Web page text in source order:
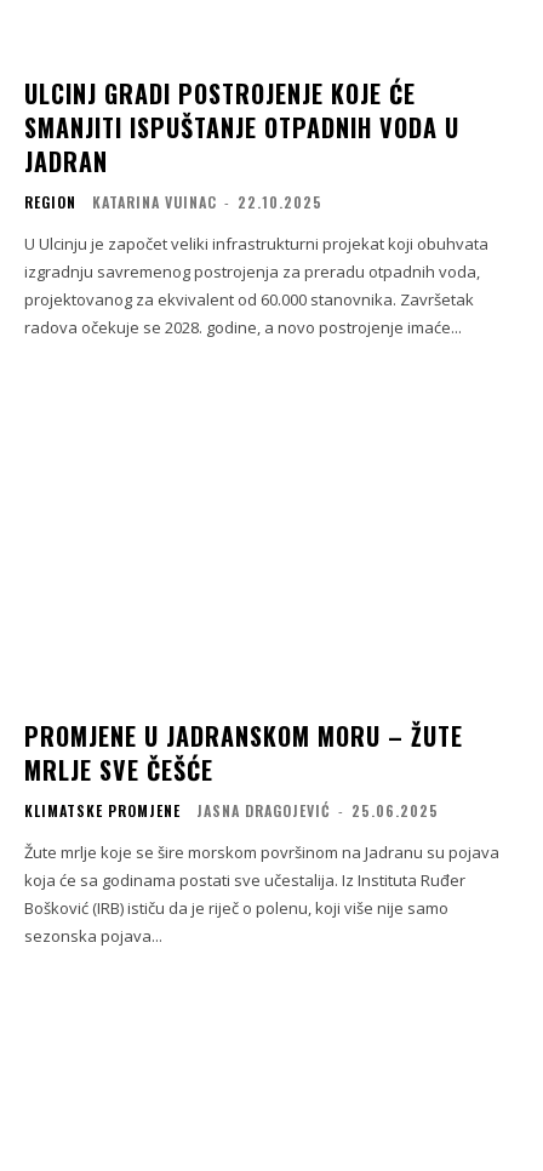
ULCINJ GRADI POSTROJENJE KOJE ĆE
SMANJITI ISPUŠTANJE OTPADNIH VODA U
JADRAN
REGION KATARINA VUINAC - 22.10.2025
U Ulcinju je započet veliki infrastrukturni projekat koji obuhvata
izgradnju savremenog postrojenja za preradu otpadnih voda,
projektovanog za ekvivalent od 60.000 stanovnika. Završetak
radova očekuje se 2028. godine, a novo postrojenje imaće...
PROMJENE U JADRANSKOM MORU – ŽUTE
MRLJE SVE ČEŠĆE
KLIMATSKE PROMJENE JASNA DRAGOJEVIĆ - 25.06.2025
Žute mrlje koje se šire morskom površinom na Jadranu su pojava
koja će sa godinama postati sve učestalija. Iz Instituta Ruđer
Bošković (IRB) ističu da je riječ o polenu, koji više nije samo
sezonska pojava...